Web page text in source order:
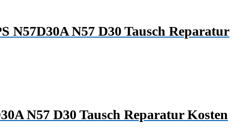
N57D30A N57 D30 Tausch Reparatur
N57 D30 Tausch Reparatur Kosten